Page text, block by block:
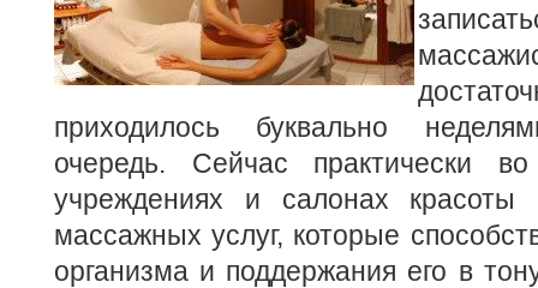
приходилось буквально
очередь. Сейчас практически
учреждениях и салонах красоты
массажных услуг, которые
организма и поддержания его в